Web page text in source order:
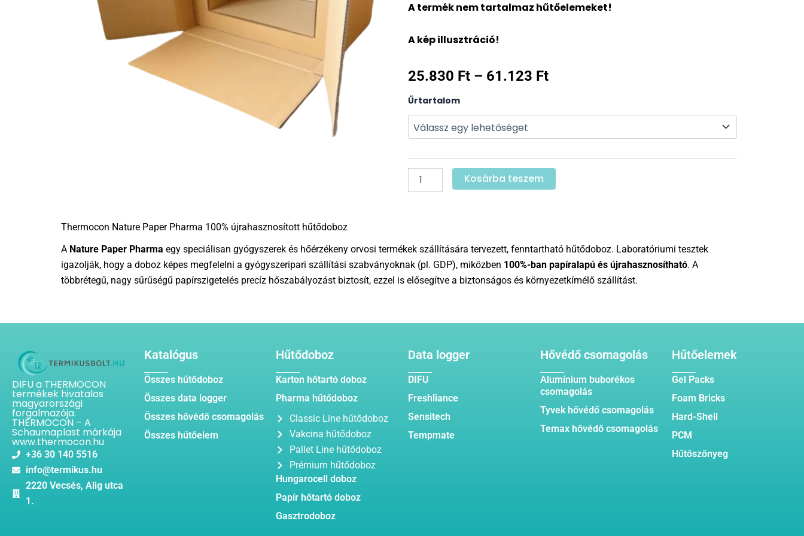
A termék nem tartalmaz hűtőelemeket!
A kép illusztráció!
25.830 Ft – 61.123 FtÁrtartomány:
Űrtartalom
Thermocon
Paper
Pharma
Kosárba teszem
Thermocon Nature Paper Pharma 100% újrahasznosított hűtődoboz
A Nature Paper Pharma egy speciálisan gyógyszerek és hőérzékeny orvosi termékek szállítására tervezett, fenntartható hűtődoboz. Laboratóriumi tesztek
igazolják, hogy a doboz képes megfelelni a gyógyszeripari szállítási szabványoknak (pl. GDP), miközben 100%-ban papíralapú és újrahasznosítható. A
többrétegű, nagy sűrűségű papírszigetelés precíz hőszabályozást biztosít, ezzel is elősegítve a biztonságos és környezetkímélő szállítást.
DIFU a THERMOCON
termékek hivatalos
magyarországi
forgalmazója.
THERMOCON – A
Schaumaplast márkája
www.thermocon.hu
+36 30 140 5516
info@termikus.hu
2220 Vecsés, Alig utca
1.
Katalógus
Összes hűtődoboz
Összes data logger
Összes hővédő csomagolás
Összes hűtőelem
Hűtődoboz
Karton hőtartó doboz
Pharma hűtődoboz
Classic Line hűtődoboz
Vakcina hűtődoboz
Pallet Line hűtődoboz
Prémium hűtődoboz
Hungarocell doboz
Papír hőtartó doboz
Gasztrodoboz
Data logger
DIFU
Freshliance
Sensitech
Tempmate
Hővédő csomagolás
Alumínium buborékos
csomagolás
Tyvek hővédő csomagolás
Temax hővédő csomagolás
Hűtőelemek
Gel Packs
Foam Bricks
Hard-Shell
PCM
Hűtőszőnyeg